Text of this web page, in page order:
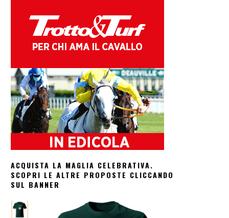
ACQUISTA LA MAGLIA CELEBRATIVA.
SCOPRI LE ALTRE PROPOSTE CLICCANDO
SUL BANNER